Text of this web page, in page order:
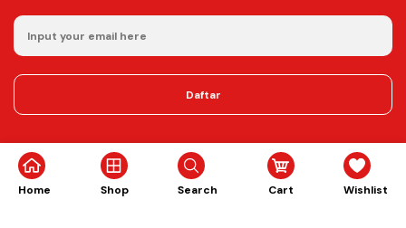
Home Shop Search Cart Wishlist
Daftar
©2025 Aladdin Copy & Digital Printing. All rights reserved.